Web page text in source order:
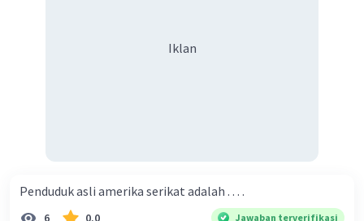
Iklan
Penduduk asli amerika serikat adalah . . . .
6 0.0 Jawaban terverifikasi